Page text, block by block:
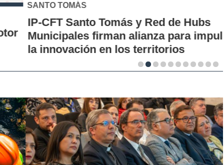
SANTO TOMÁS
IP-CFT Santo Tomás y Red de Hubs
Municipales firman alianza para impulsar
la innovación en los territorios